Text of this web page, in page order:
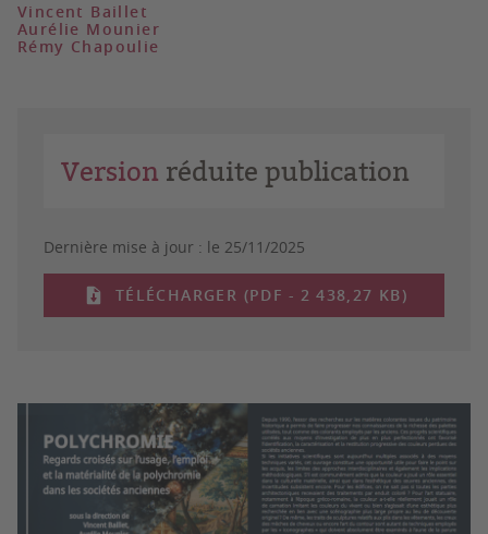
Vincent Baillet
Aurélie Mounier
Rémy Chapoulie
Version réduite publication
Dernière mise à jour : le 25/11/2025
TÉLÉCHARGER (PDF - 2 438,27 KB)